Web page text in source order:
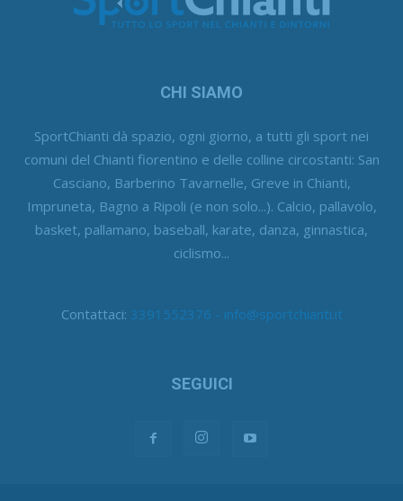
CHI SIAMO
SportChianti dà spazio, ogni giorno, a tutti gli sport nei
comuni del Chianti fiorentino e delle colline circostanti: San
Casciano, Barberino Tavarnelle, Greve in Chianti,
Impruneta, Bagno a Ripoli (e non solo...). Calcio, pallavolo,
basket, pallamano, baseball, karate, danza, ginnastica,
ciclismo...
Contattaci: 3391552376 - info@sportchianti.it
SEGUICI